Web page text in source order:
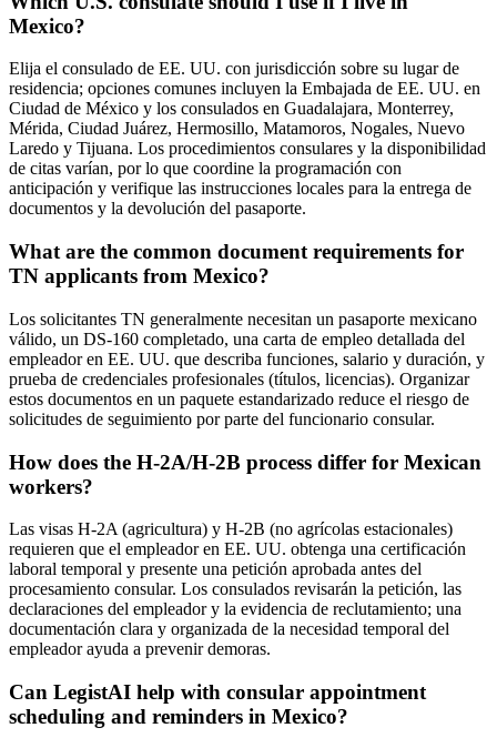
Mexico?
Elija el consulado de EE. UU. con jurisdicción sobre su lugar de
residencia; opciones comunes incluyen la Embajada de EE. UU. en
Ciudad de México y los consulados en Guadalajara, Monterrey,
Mérida, Ciudad Juárez, Hermosillo, Matamoros, Nogales, Nuevo
Laredo y Tijuana. Los procedimientos consulares y la disponibilidad
de citas varían, por lo que coordine la programación con
anticipación y verifique las instrucciones locales para la entrega de
documentos y la devolución del pasaporte.
What are the common document requirements for
TN applicants from Mexico?
Los solicitantes TN generalmente necesitan un pasaporte mexicano
válido, un DS-160 completado, una carta de empleo detallada del
empleador en EE. UU. que describa funciones, salario y duración, y
prueba de credenciales profesionales (títulos, licencias). Organizar
estos documentos en un paquete estandarizado reduce el riesgo de
solicitudes de seguimiento por parte del funcionario consular.
How does the H-2A/H-2B process differ for Mexican
workers?
Las visas H-2A (agricultura) y H-2B (no agrícolas estacionales)
requieren que el empleador en EE. UU. obtenga una certificación
laboral temporal y presente una petición aprobada antes del
procesamiento consular. Los consulados revisarán la petición, las
declaraciones del empleador y la evidencia de reclutamiento; una
documentación clara y organizada de la necesidad temporal del
empleador ayuda a prevenir demoras.
Can LegistAI help with consular appointment
scheduling and reminders in Mexico?